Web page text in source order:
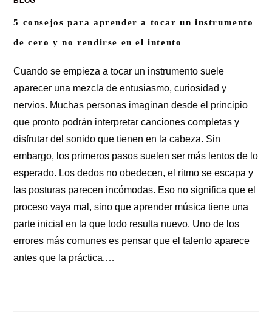
5 consejos para aprender a tocar un instrumento
de cero y no rendirse en el intento
Cuando se empieza a tocar un instrumento suele
aparecer una mezcla de entusiasmo, curiosidad y
nervios. Muchas personas imaginan desde el principio
que pronto podrán interpretar canciones completas y
disfrutar del sonido que tienen en la cabeza. Sin
embargo, los primeros pasos suelen ser más lentos de lo
esperado. Los dedos no obedecen, el ritmo se escapa y
las posturas parecen incómodas. Eso no significa que el
proceso vaya mal, sino que aprender música tiene una
parte inicial en la que todo resulta nuevo. Uno de los
errores más comunes es pensar que el talento aparece
antes que la práctica.…